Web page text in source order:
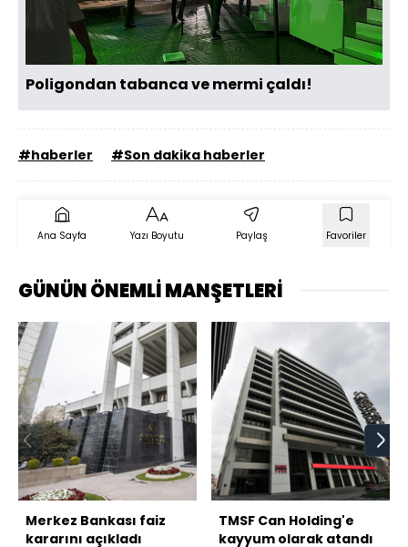
Oynat
Poligondan tabanca ve mermi çaldı!
#haberler #Son dakika haberler
Ana Sayfa Yazı Boyutu Paylaş Favoriler
GÜNÜN ÖNEMLİ MANŞETLERİ
Merkez Bankası faiz
kararını açıkladı
TMSF Can Holding'e
kayyum olarak atandı